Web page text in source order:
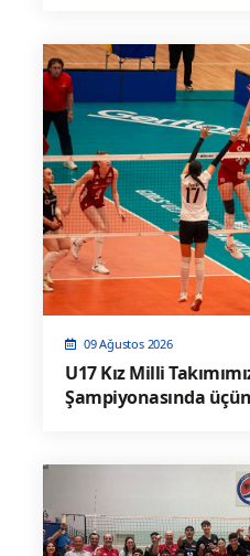
09 Ağustos 2026
U17 Kız Milli
Şampiyonasında